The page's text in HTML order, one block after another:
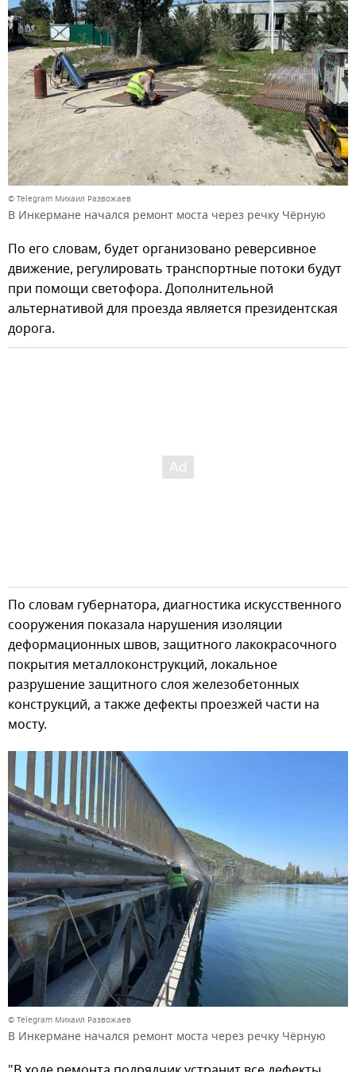
© Telegram Михаил Развожаев
В Инкермане начался ремонт моста через речку Чёрную
По его словам, будет организовано реверсивное
движение, регулировать транспортные потоки будут
при помощи светофора. Дополнительной
альтернативой для проезда является президентская
дорога.
По словам губернатора, диагностика искусственного
сооружения показала нарушения изоляции
деформационных швов, защитного лакокрасочного
покрытия металлоконструкций, локальное
разрушение защитного слоя железобетонных
конструкций, а также дефекты проезжей части на
мосту.
© Telegram Михаил Развожаев
В Инкермане начался ремонт моста через речку Чёрную